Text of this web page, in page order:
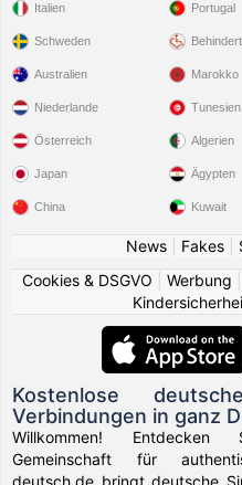
Italien
Schweden
Portugal
Australien
Niederlande
Österreich
Japan
China
Marokko
Tunesien
Algerien
Ägypten
Kuwait
News| Fakes|
Cookies & DSGVO
Werbung
Kostenlose
Verbindungen in ganz
Willkommen! Entdecken
Gemeinschaft für
deutsch.de bringt deutsche